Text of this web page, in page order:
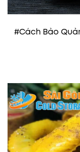
#Cách Bảo